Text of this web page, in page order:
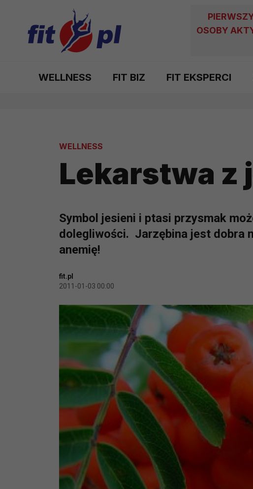
OSOBY
WELLNESS FIT BIZ FIT EKSPERCI
WELLNESS
Lekarstwa z
Symbol jesieni i ptasi przysmak
dolegliwości. Jarzębina jest dobra
anemię!
fit.pl
2011-01-03 00:00